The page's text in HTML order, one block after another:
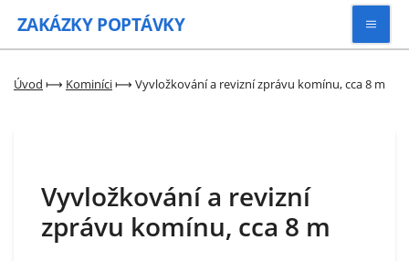
ZAKÁZKY POPTÁVKY
Vyhledávat
Kategorie
Zaregistrovat se
Úvod ⟼ Kominíci⟼ Vyvložkování a revizní zprávu komínu, cca 8 m
Vyvložkování a revizní
zprávu komínu, cca 8 m